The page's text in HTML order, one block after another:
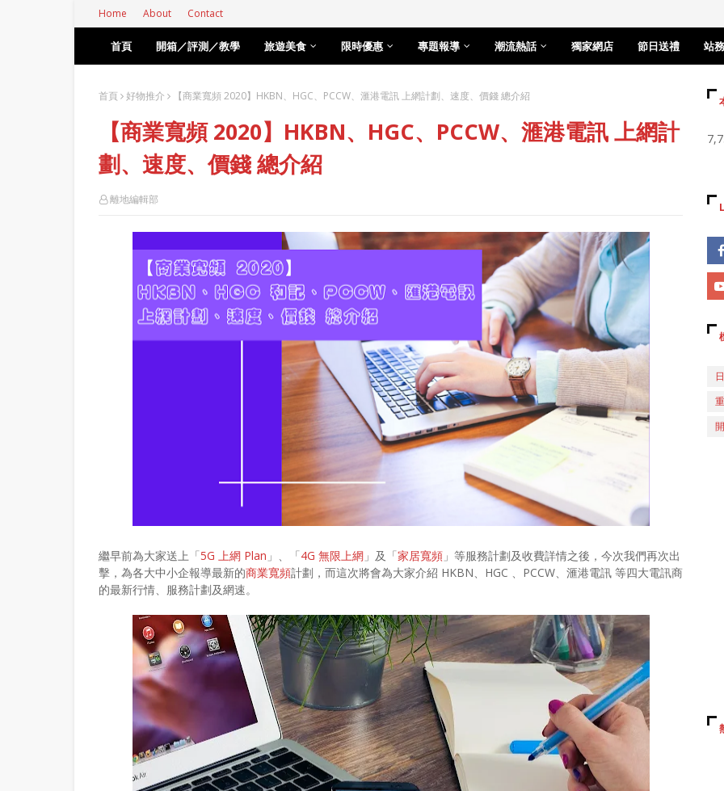
Home About Contact
首頁 開箱／評測／教學 旅遊美食 限時優惠 專題報導 潮流熱話 獨家網店 節日送禮 站
首頁 好物推介 【商業寬頻 2020】HKBN、HGC、PCCW、滙港電訊 上網計劃、速度、價錢 總介紹
【商業寬頻 2020】HKBN、HGC、PCCW、滙港電訊 上網計
劃、速度、價錢 總介紹
離地編輯部
繼早前為大家送上「5G 上網 Plan 」、「4G 無限上網 」及「家居寬頻 」等服務計劃及收費詳情之後，今次我們再次出
擊，為各大中小企報導最新的商業寬頻計劃，而這次將會為大家介紹 HKBN、HGC 、PCCW、滙港電訊 等四大電訊商
的最新行情、服務計劃及網速。